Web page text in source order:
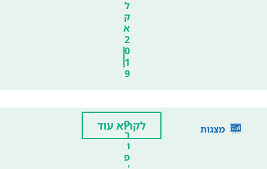
ל
ק
א
2
0
1
9
מצגות
פ
ר
ו
פ
לקרוא עוד